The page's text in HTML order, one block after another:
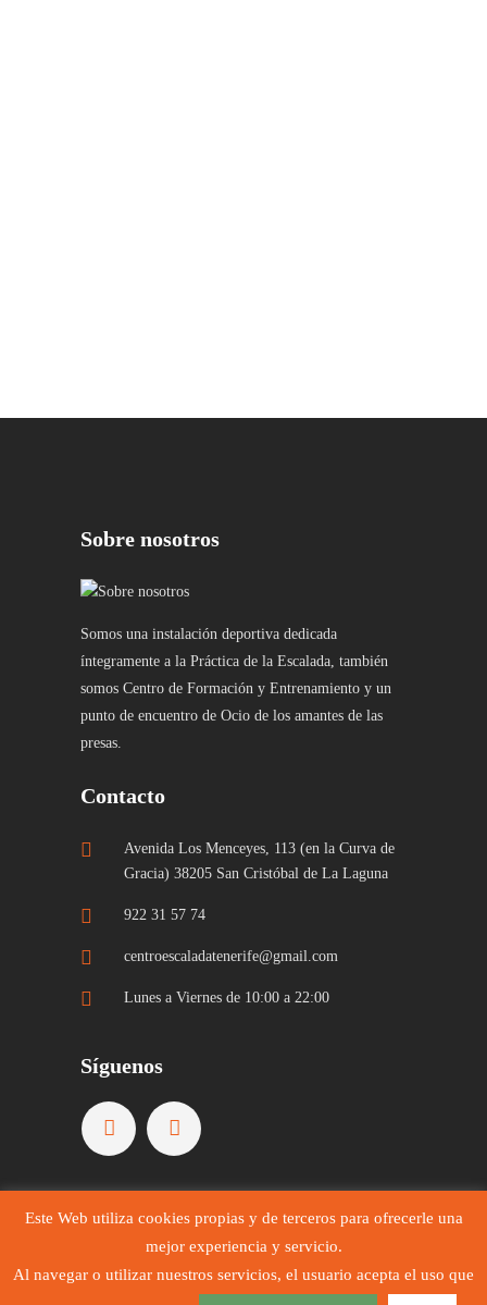
Sobre nosotros
Somos una instalación deportiva dedicada
íntegramente a la Práctica de la Escalada, también
somos Centro de Formación y Entrenamiento y un
punto de encuentro de Ocio de los amantes de las
presas.
Contacto
Avenida Los Menceyes, 113 (en la Curva de
Gracia) 38205 San Cristóbal de La Laguna
922 31 57 74
centroescaladatenerife@gmail.com
Lunes a Viernes de 10:00 a 22:00
Síguenos
Este Web utiliza cookies propias y de terceros para ofrecerle una
mejor experiencia y servicio.
Al navegar o utilizar nuestros servicios, el usuario acepta el uso que